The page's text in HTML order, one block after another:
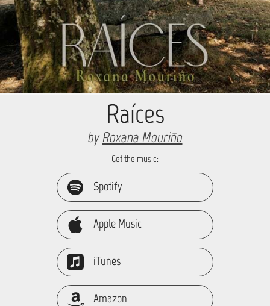
Raíces
byRoxana Mouriño
Get the music:
Spotify
Apple Music
iTunes
Amazon